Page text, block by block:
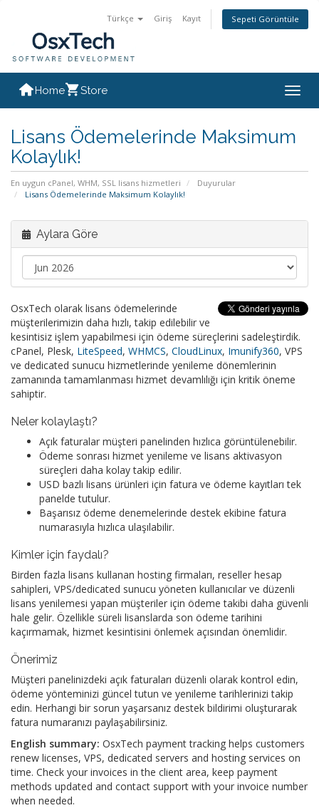
Türkçe Giriş Kayıt Sepeti Görüntüle
Home Store
Lisans Ödemelerinde Maksimum
Kolaylık!
En uygun cPanel, WHM, SSL lisans hizmetleri
Duyurular
Lisans Ödemelerinde Maksimum Kolaylık!
Aylara Göre
OsxTech olarak lisans ödemelerinde
müşterilerimizin daha hızlı, takip edilebilir ve
kesintisiz işlem yapabilmesi için ödeme süreçlerini sadeleştirdik.
cPanel, Plesk, LiteSpeed, WHMCS, CloudLinux, Imunify360, VPS
ve dedicated sunucu hizmetlerinde yenileme dönemlerinin
zamanında tamamlanması hizmet devamlılığı için kritik öneme
sahiptir.
Neler kolaylaştı?
Açık faturalar müşteri panelinden hızlıca görüntülenebilir.
Ödeme sonrası hizmet yenileme ve lisans aktivasyon
süreçleri daha kolay takip edilir.
USD bazlı lisans ürünleri için fatura ve ödeme kayıtları tek
panelde tutulur.
Başarısız ödeme denemelerinde destek ekibine fatura
numarasıyla hızlıca ulaşılabilir.
Kimler için faydalı?
Birden fazla lisans kullanan hosting firmaları, reseller hesap
sahipleri, VPS/dedicated sunucu yöneten kullanıcılar ve düzenli
lisans yenilemesi yapan müşteriler için ödeme takibi daha güvenli
hale gelir. Özellikle süreli lisanslarda son ödeme tarihini
kaçırmamak, hizmet kesintisini önlemek açısından önemlidir.
Önerimiz
Müşteri panelinizdeki açık faturaları düzenli olarak kontrol edin,
ödeme yönteminizi güncel tutun ve yenileme tarihlerinizi takip
edin. Herhangi bir sorun yaşarsanız destek bildirimi oluşturarak
fatura numaranızı paylaşabilirsiniz.
English summary: OsxTech payment tracking helps customers
renew licenses, VPS, dedicated servers and hosting services on
time. Check your invoices in the client area, keep payment
methods updated and contact support with your invoice number
when needed.